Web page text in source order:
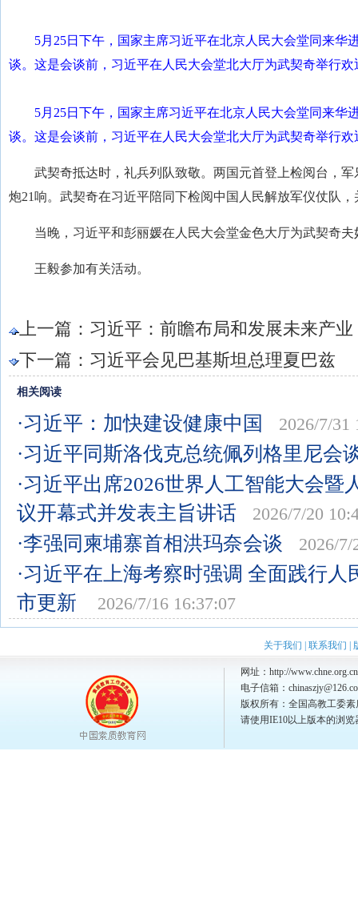
5月25日下午，国家主席习近平在北京人民大会堂同来华
谈。这是会谈前，习近平在人民大会堂北大厅为武契奇举行
5月25日下午，国家主席习近平在北京人民大会堂同来华
谈。这是会谈前，习近平在人民大会堂北大厅为武契奇举行
武契奇抵达时，礼兵列队致敬。两国元首登上检阅台，
炮21响。武契奇在习近平陪同下检阅中国人民解放军仪仗队
当晚，习近平和彭丽媛在人民大会堂金色大厅为武契奇
王毅参加有关活动。
上一篇： 习近平：前瞻布局和发展未来产业
下一篇： 习近平会见巴基斯坦总理夏巴兹
相关阅读
·习近平：加快建设健康中国 2026/7/31
·习近平同斯洛伐克总统佩列格里尼会
·习近平出席2026世界人工智能大会暨
议开幕式并发表主旨讲话
2026/7/20
·李强同柬埔寨首相洪玛奈会谈 2026/7/
·习近平在上海考察时强调 全面践行
市更新
2026/7/16 16:37:07
关于我们 联系我们
网址：http://www.chne.org.cn
电子信箱：
版权所有：全国高教工委
请使用IE10以上版本的浏